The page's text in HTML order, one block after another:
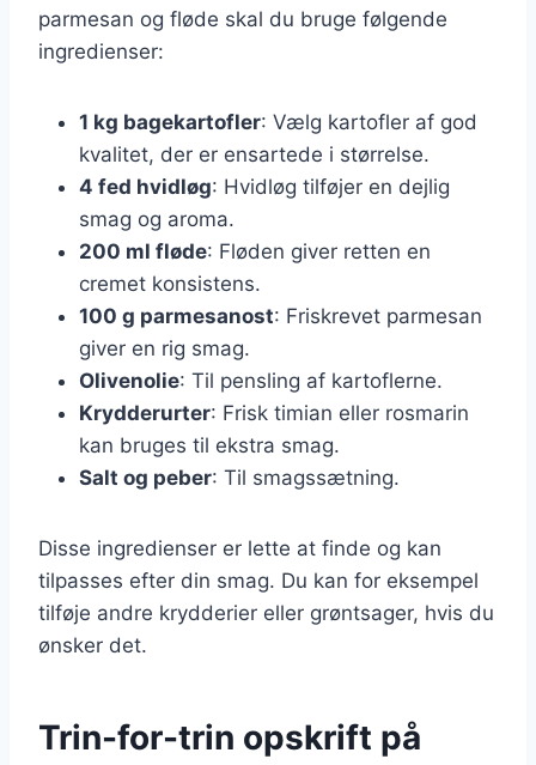
parmesan og fløde skal du bruge følgende
ingredienser:
1 kg bagekartofler: Vælg kartofler af god
kvalitet, der er ensartede i størrelse.
4 fed hvidløg: Hvidløg tilføjer en dejlig
smag og aroma.
200 ml fløde: Fløden giver retten en
cremet konsistens.
100 g parmesanost: Friskrevet parmesan
giver en rig smag.
Olivenolie: Til pensling af kartoflerne.
Krydderurter: Frisk timian eller rosmarin
kan bruges til ekstra smag.
Salt og peber: Til smagssætning.
Disse ingredienser er lette at finde og kan
tilpasses efter din smag. Du kan for eksempel
tilføje andre krydderier eller grøntsager, hvis du
ønsker det.
Trin-for-trin opskrift på